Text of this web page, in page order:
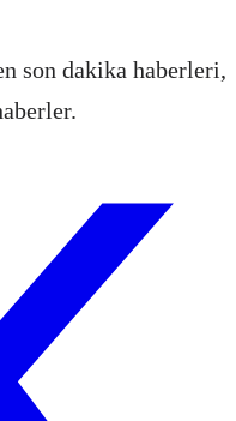
son dakika haberleri,